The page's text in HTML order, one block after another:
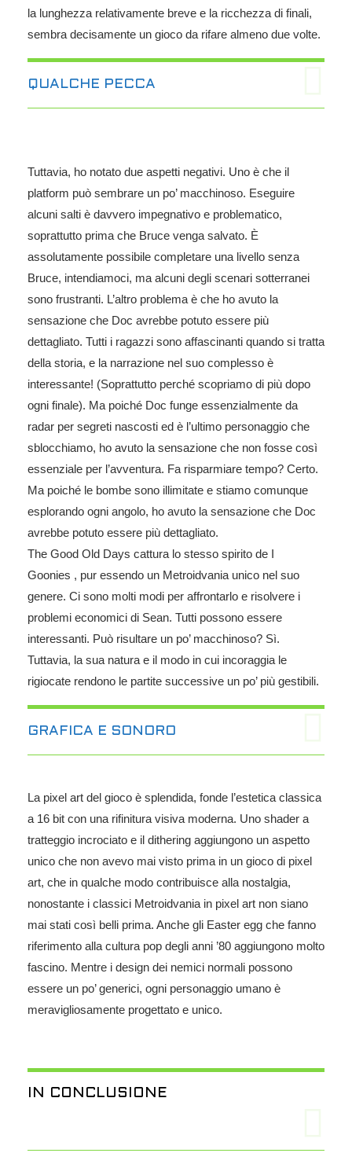
la lunghezza relativamente breve e la ricchezza di finali,
sembra decisamente un gioco da rifare almeno due volte.
QUALCHE PECCA
Tuttavia, ho notato due aspetti negativi. Uno è che il
platform può sembrare un po’ macchinoso. Eseguire
alcuni salti è davvero impegnativo e problematico,
soprattutto prima che Bruce venga salvato. È
assolutamente possibile completare una livello senza
Bruce, intendiamoci, ma alcuni degli scenari sotterranei
sono frustranti. L’altro problema è che ho avuto la
sensazione che Doc avrebbe potuto essere più
dettagliato. Tutti i ragazzi sono affascinanti quando si tratta
della storia, e la narrazione nel suo complesso è
interessante! (Soprattutto perché scopriamo di più dopo
ogni finale). Ma poiché Doc funge essenzialmente da
radar per segreti nascosti ed è l’ultimo personaggio che
sblocchiamo, ho avuto la sensazione che non fosse così
essenziale per l’avventura. Fa risparmiare tempo? Certo.
Ma poiché le bombe sono illimitate e stiamo comunque
esplorando ogni angolo, ho avuto la sensazione che Doc
avrebbe potuto essere più dettagliato.
The Good Old Days cattura lo stesso spirito de I
Goonies , pur essendo un Metroidvania unico nel suo
genere. Ci sono molti modi per affrontarlo e risolvere i
problemi economici di Sean. Tutti possono essere
interessanti. Può risultare un po’ macchinoso? Sì.
Tuttavia, la sua natura e il modo in cui incoraggia le
rigiocate rendono le partite successive un po’ più gestibili.
GRAFICA E SONORO
La pixel art del gioco è splendida, fonde l’estetica classica
a 16 bit con una rifinitura visiva moderna. Uno shader a
tratteggio incrociato e il dithering aggiungono un aspetto
unico che non avevo mai visto prima in un gioco di pixel
art, che in qualche modo contribuisce alla nostalgia,
nonostante i classici Metroidvania in pixel art non siano
mai stati così belli prima. Anche gli Easter egg che fanno
riferimento alla cultura pop degli anni ’80 aggiungono molto
fascino. Mentre i design dei nemici normali possono
essere un po’ generici, ogni personaggio umano è
meravigliosamente progettato e unico.
IN CONCLUSIONE